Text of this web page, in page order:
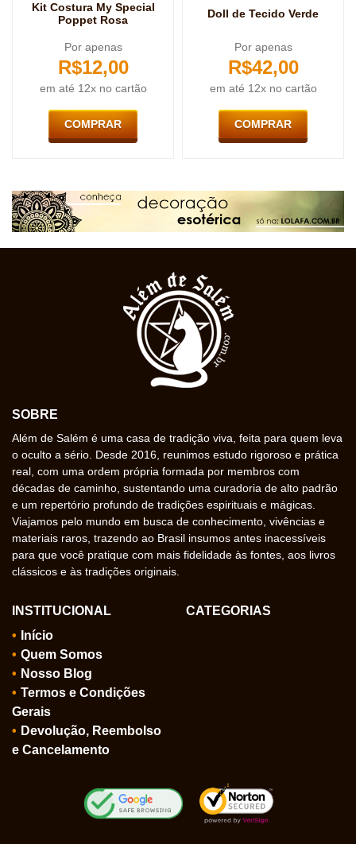
Kit Costura My Special
Poppet Rosa
Por apenas
R$12,00
em até 12x no cartão
COMPRAR
Doll de Tecido Verde
Por apenas
R$42,00
em até 12x no cartão
COMPRAR
SOBRE
Além de Salém é uma casa de tradição viva, feita para quem leva
o oculto a sério. Desde 2016, reunimos estudo rigoroso e prática
real, com uma ordem própria formada por membros com
décadas de caminho, sustentando uma curadoria de alto padrão
e um repertório profundo de tradições espirituais e mágicas.
Viajamos pelo mundo em busca de conhecimento, vivências e
materiais raros, trazendo ao Brasil insumos antes inacessíveis
para que você pratique com mais fidelidade às fontes, aos livros
clássicos e às tradições originais.
INSTITUCIONAL
Início
Quem Somos
Nosso Blog
Termos e Condições
Gerais
Devolução, Reembolso
e Cancelamento
CATEGORIAS